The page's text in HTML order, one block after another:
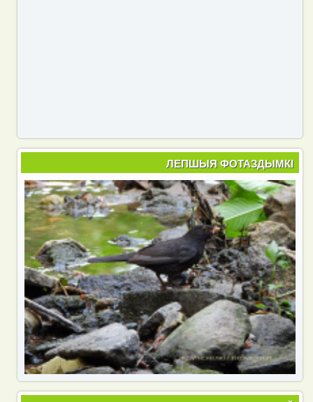
ЛЕПШЫЯ ФОТАЗДЫМКІ